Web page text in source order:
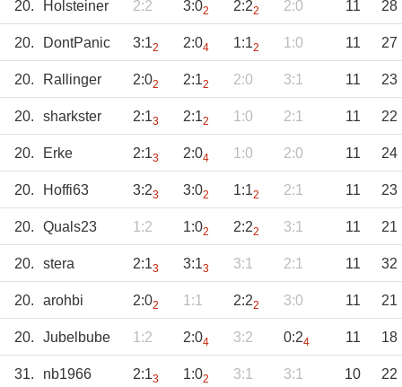
20. Holsteiner 2:2 3:02 2:22 2:0 11 28
20. DontPanic 3:12 2:04 1:12 1:0 11 27
20. Rallinger 2:02 2:12 2:0 3:1 11 23
20. sharkster 2:13 2:12 1:0 2:1 11 22
20. Erke 2:13 2:04 1:0 2:0 11 24
20. Hoffi63 3:23 3:02 1:12 2:1 11 23
20. Quals23 1:2 1:02 2:22 3:1 11 21
20. stera 2:13 3:13 3:1 2:1 11 32
20. arohbi 2:02 1:1 2:22 3:0 11 21
20. Jubelbube 1:2 2:04 3:2 0:24 11 18
31. nb1966 2:13 1:02 3:1 3:1 10 22